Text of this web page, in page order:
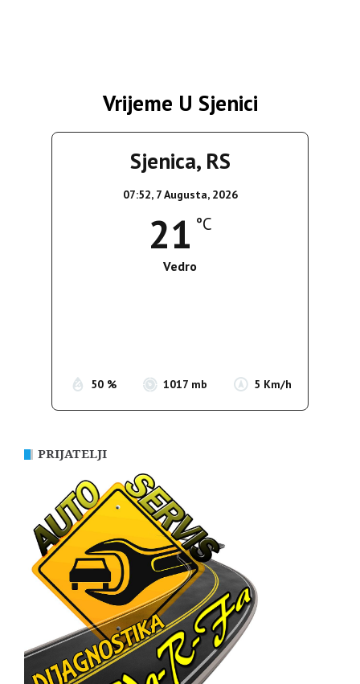
Vrijeme U Sjenici
Sjenica, RS
07:52, 7 Augusta, 2026
21 °C
Vedro
50 % 1017 mb 5 Km/h
PRIJATELJI